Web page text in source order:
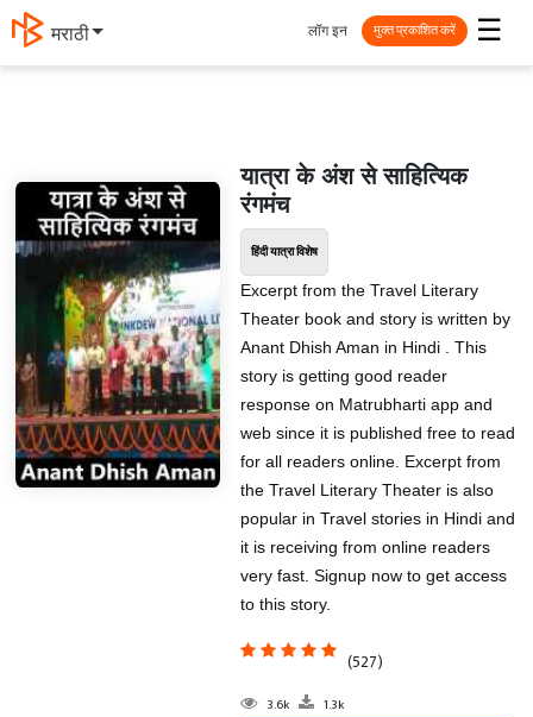
मराठी ☰
लॉग इन मुक्त प्रकाशित करें
यात्रा के अंश से साहित्यिक
रंगमंच
हिंदी यात्रा विशेष
Excerpt from the Travel Literary
Theater book and story is written by
Anant Dhish Aman in Hindi . This
story is getting good reader
response on Matrubharti app and
web since it is published free to read
for all readers online. Excerpt from
the Travel Literary Theater is also
popular in Travel stories in Hindi and
it is receiving from online readers
very fast. Signup now to get access
to this story.
(527)
3.6k 1.3k